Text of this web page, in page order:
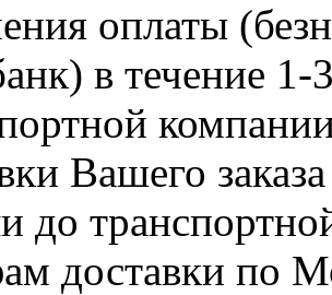
оплаты
в течение
Вашего
до
доставки по